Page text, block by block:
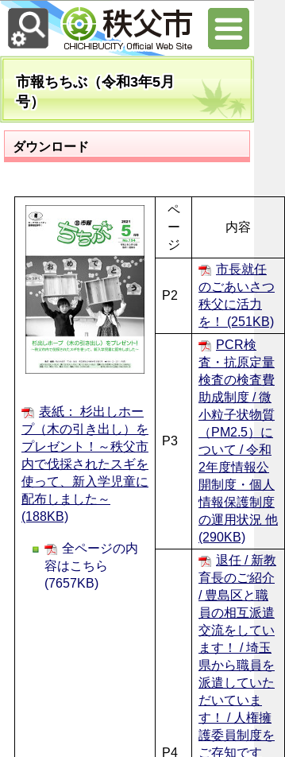
市報ちちぶ（令和3年5月
号）
ダウンロード
表紙： 杉出しホー
プ（木の引き出し）を
プレゼント！～秩父市
内で伐採されたスギを
使って、新入学児童に
配布しました～
(188KB)
全ページの内
容はこちら
(7657KB)
ペ
ー
ジ
内容
P2
市長就任
のごあいさつ
秩父に活力
を！ (251KB)
P3
PCR検
査・抗原定量
検査の検査費
助成制度 / 微
小粒子状物質
（PM2.5）に
ついて / 令和
2年度情報公
開制度・個人
情報保護制度
の運用状況 他
(290KB)
P4
退任 / 新教
育長のご紹介
/ 豊島区と職
員の相互派遣
交流をしてい
ます！ / 埼玉
県から職員を
派遣していた
だいていま
す！ / 人権擁
護委員制度を
ご存知です